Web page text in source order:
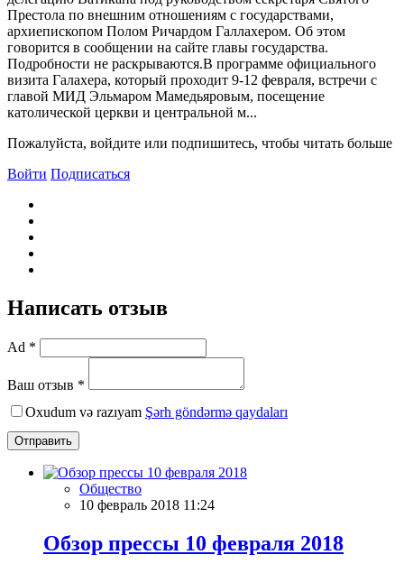
Престола по внешним отношениям с государствами,
архиепископом Полом Ричардом Галлахером. Об этом
говорится в сообщении на сайте главы государства.
Подробности не раскрываются.B программе официального
визита Галахера, который проходит 9-12 февраля, встречи с
главой МИД Эльмаром Мамедьяровым, посещение
католической церкви и центральной м...
Пожалуйста, войдите или подпишитесь, чтобы читать больше
Войти Подписаться
Написать отзыв
Ad *
Ваш отзыв *
Oxudum və razıyam Şərh göndərmə qaydaları
Отправить
Общество
10 февраль 2018 11:24
Обзор прессы 10 февраля 2018